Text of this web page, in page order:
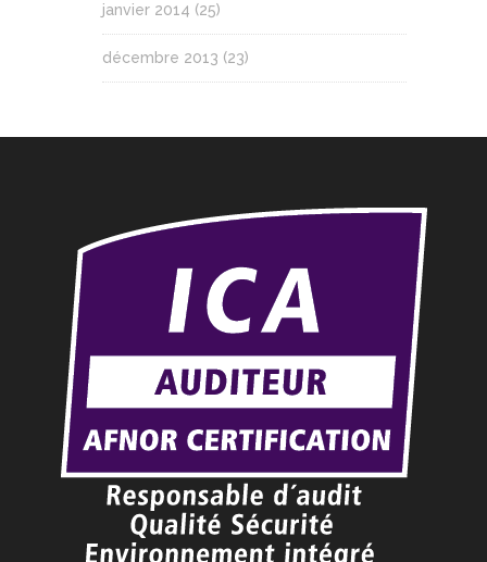
janvier 2014 (25)
décembre 2013 (23)